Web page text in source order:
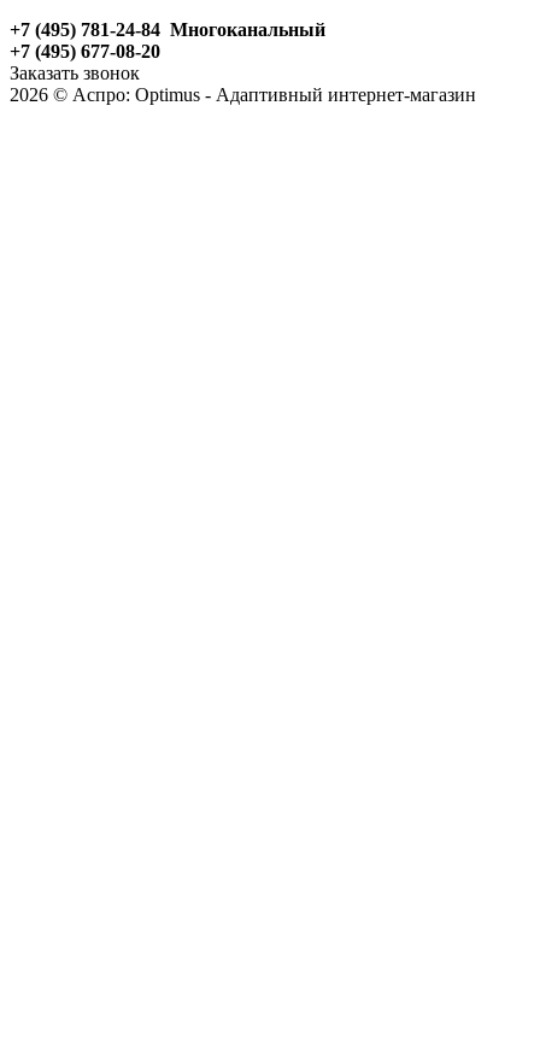
+7 (495) 781-24-84 Многоканальный
+7 (495) 677-08-20
Заказать звонок
2026 © Аспро: Optimus - Адаптивный интернет-магазин